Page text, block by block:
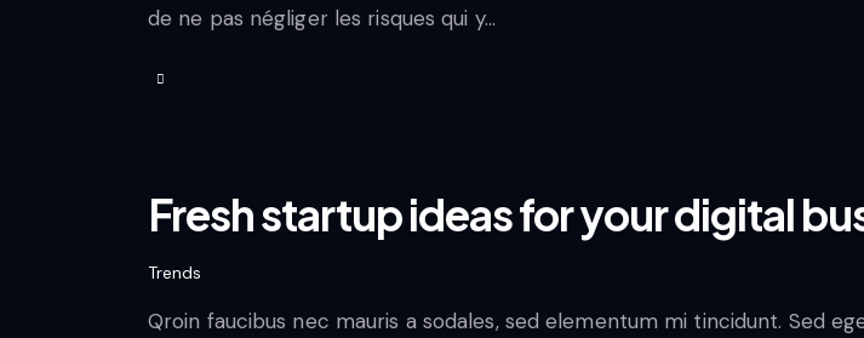
de ne pas négliger les risques qui y…
Fresh startup ideas for your digital
Trends
Qroin faucibus nec mauris a sodales, sed elementum mi tincidunt. Sed